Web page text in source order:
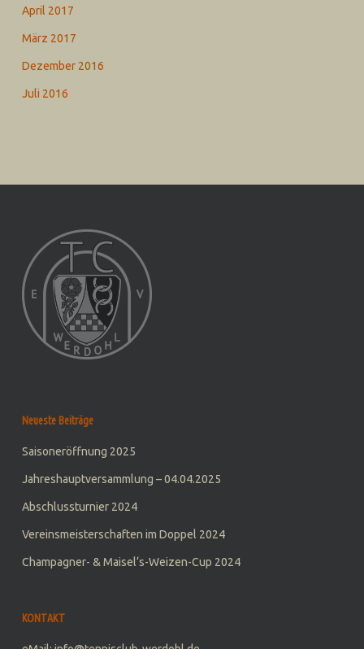
April 2017
März 2017
Dezember 2016
Juli 2016
Neueste Beiträge
Saisoneröffnung 2025
Jahreshauptversammlung – 04.04.2025
Abschlussturnier 2024
Vereinsmeisterschaften im Doppel 2024
Champagner- & Maisel‘s-Weizen-Cup 2024
KONTAKT